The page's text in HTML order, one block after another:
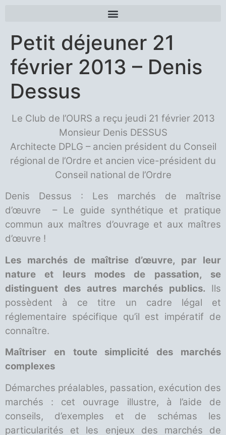
Petit déjeuner 21
février 2013 – Denis
Dessus
Le Club de l’OURS a reçu jeudi 21 février 2013
Monsieur Denis DESSUS
Architecte DPLG – ancien président du Conseil
régional de l’Ordre et ancien vice-président du
Conseil national de l’Ordre
Denis Dessus : Les marchés de maîtrise
d’œuvre – Le guide synthétique et pratique
commun aux maîtres d’ouvrage et aux maîtres
d’œuvre !
Les marchés de maîtrise d’œuvre, par leur
nature et leurs modes de passation, se
distinguent des autres marchés publics. Ils
possèdent à ce titre un cadre légal et
réglementaire spécifique qu’il est impératif de
connaître.
Maîtriser en toute simplicité des marchés
complexes
Démarches préalables, passation, exécution des
marchés : cet ouvrage illustre, à l’aide de
conseils, d’exemples et de schémas les
particularités et les enjeux des marchés de